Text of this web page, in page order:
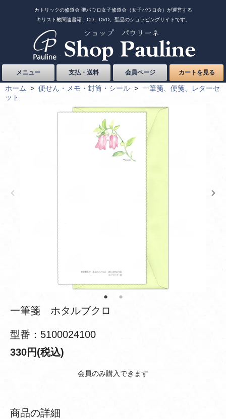
カトリックの修道会 聖パウロ女子修道会（女子パウロ会）が運営する
キリスト教関連書籍、CD、DVD、聖品のショッピングサイトです。
メニュー 支払・送料 会員ページ カートを見る
ホーム > 便せん・メモ・封筒・シール > 一筆箋、便箋、レターセ
ット
一筆箋 ホタルブクロ
型番：5100024100
330円(税込)
会員のみ購入できます
商品の詳細